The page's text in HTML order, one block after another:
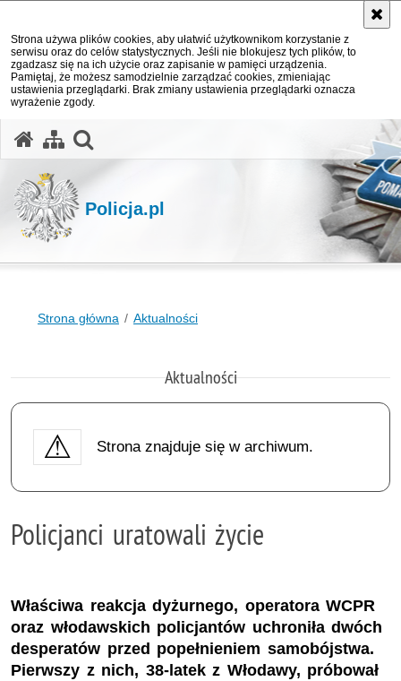
Strona używa plików cookies, aby ułatwić użytkownikom korzystanie z
serwisu oraz do celów statystycznych. Jeśli nie blokujesz tych plików, to
zgadzasz się na ich użycie oraz zapisanie w pamięci urządzenia.
Pamiętaj, że możesz samodzielnie zarządzać cookies, zmieniając
ustawienia przeglądarki. Brak zmiany ustawienia przeglądarki oznacza
wyrażenie zgody.
Policja.pl
Strona główna Aktualności
Aktualności
Strona znajduje się w archiwum.
Policjanci uratowali życie
Właściwa reakcja dyżurnego, operatora WCPR
oraz włodawskich policjantów uchroniła dwóch
desperatów przed popełnieniem samobójstwa.
Pierwszy z nich, 38-latek z Włodawy, próbował